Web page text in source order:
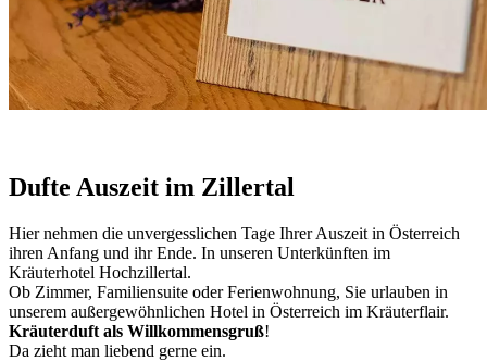
Dufte Auszeit im Zillertal
Hier nehmen die unvergesslichen Tage Ihrer Auszeit in Österreich
ihren Anfang und ihr Ende. In unseren Unterkünften im
Kräuterhotel Hochzillertal.
Ob Zimmer, Familiensuite oder Ferienwohnung, Sie urlauben in
unserem außergewöhnlichen Hotel in Österreich im Kräuterflair.
Kräuterduft als Willkommensgruß!
Da zieht man liebend gerne ein.